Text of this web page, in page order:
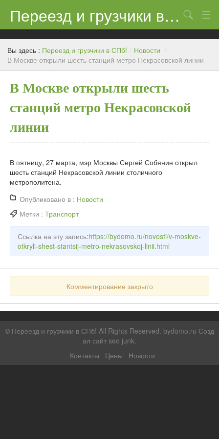
Переезд и грузчики в СПб!
Контакты
Цены
Поиск
Вы здесь : Переезд и грузчики в СПб! / Новости /
В Москве открыли шесть станций метро Некрасовской линии
В Москве открыли шесть
станций метро Некрасовской
линии
В пятницу, 27 марта, мэр Москвы Сергей Собянин открыл
шесть станций Некрасовской линии столичного
метрополитена.
Опубликовано в : Новости
Метки : Транспорт
Ссылка на эту запись:https://bydomo.ru/novosti/v-moskve-
otkryli-shest-stantsij-metro-nekrasovskoj-linii.html
Комментирование закрыто
© Переезд и грузчики в СПб! All Rights Reserved. bydomo.ru Созд
ал сайт seo junk.
Контакты
Цены Новости